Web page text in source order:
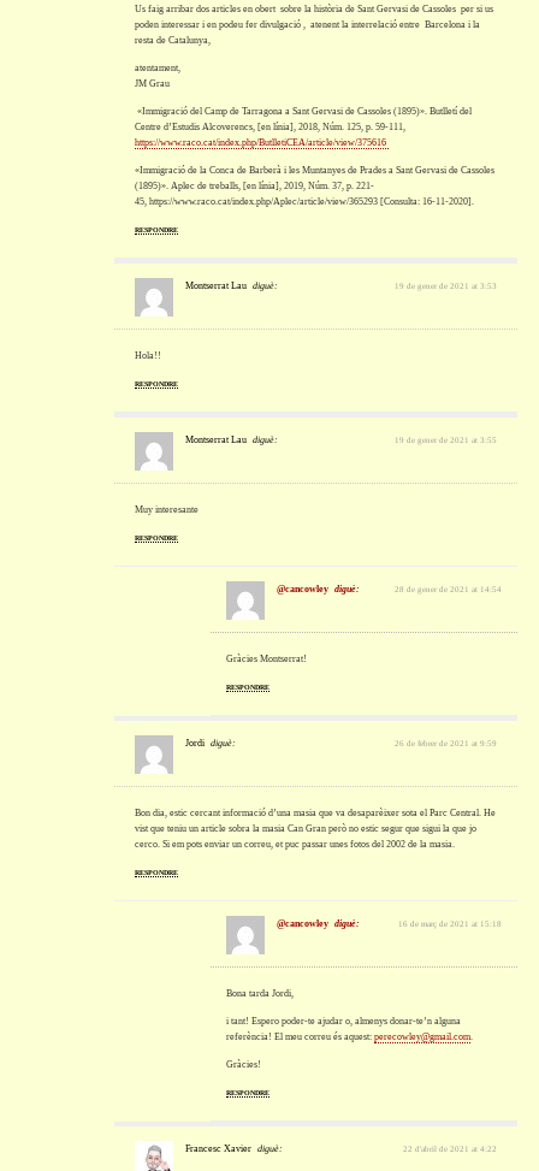
Us faig arribar dos articles en obert sobre la història de Sant Gervasi de Cassoles per si us
poden interessar i en podeu fer divulgació , atenent la interrelació entre Barcelona i la
resta de Catalunya,
atentament,
JM Grau
«Immigració del Camp de Tarragona a Sant Gervasi de Cassoles (1895)». Butlletí del
Centre d’Estudis Alcoverencs, [en línia], 2018, Núm. 125, p. 59-111,
https://www.raco.cat/index.php/ButlletiCEA/article/view/375616
«Immigració de la Conca de Barberà i les Muntanyes de Prades a Sant Gervasi de Cassoles
(1895)». Aplec de treballs, [en línia], 2019, Núm. 37, p. 221-
45, https://www.raco.cat/index.php/Aplec/article/view/365293 [Consulta: 16-11-2020].
RESPONDRE
Montserrat Lau diguè: 19 de gener de 2021 at 3:53
Hola!!
RESPONDRE
Montserrat Lau diguè: 19 de gener de 2021 at 3:55
Muy interesante
RESPONDRE
@cancowley diguè: 28 de gener de 2021 at 14:54
Gràcies Montserrat!
RESPONDRE
Jordi diguè: 26 de febrer de 2021 at 9:59
Bon dia, estic cercant informació d’una masia que va desaparèixer sota el Parc Central. He
vist que teniu un article sobra la masia Can Gran però no estic segur que sigui la que jo
cerco. Si em pots enviar un correu, et puc passar unes fotos del 2002 de la masia.
RESPONDRE
@cancowley diguè: 16 de març de 2021 at 15:18
Bona tarda Jordi,
i tant! Espero poder-te ajudar o, almenys donar-te’n alguna
referència! El meu correu és aquest: perecowley@gmail.com.
Gràcies!
RESPONDRE
Francesc Xavier diguè: 22 d'abril de 2021 at 4:22